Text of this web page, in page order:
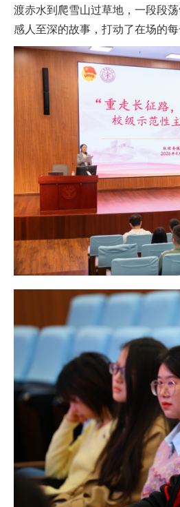
渡赤水到爬雪山过草地，一段段
感人至深的故事，打动了在场的每